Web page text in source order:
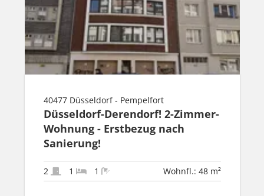
40477 Düsseldorf - Pempelfort
Düsseldorf-Derendorf! 2-Zimmer-
Wohnung - Erstbezug nach
Sanierung!
2 1 1 Wohnfl.: 48 m²